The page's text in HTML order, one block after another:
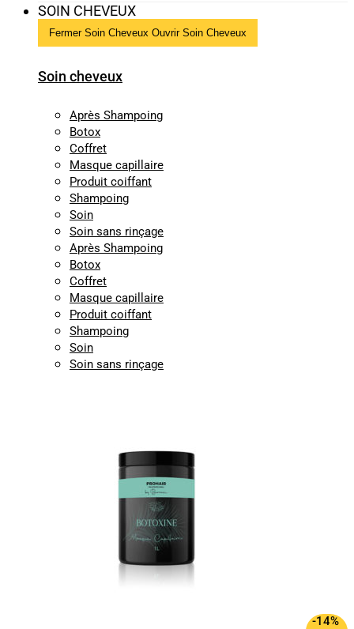
SOIN CHEVEUX
Fermer Soin Cheveux Ouvrir Soin Cheveux
Soin cheveux
Après Shampoing
Botox
Coffret
Masque capillaire
Produit coiffant
Shampoing
Soin
Soin sans rinçage
Après Shampoing
Botox
Coffret
Masque capillaire
Produit coiffant
Shampoing
Soin
Soin sans rinçage
-14%